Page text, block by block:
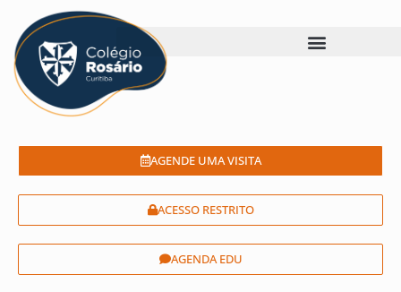
AGENDE UMA VISITA
ACESSO RESTRITO
AGENDA EDU